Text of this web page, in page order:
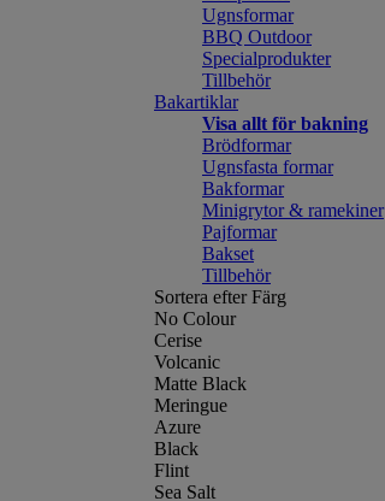
Ugnsformar
BBQ Outdoor
Specialprodukter
Tillbehör
Bakartiklar
Visa allt för bakning
Brödformar
Ugnsfasta formar
Bakformar
Minigrytor & ramekiner
Pajformar
Bakset
Tillbehör
Sortera efter Färg
No Colour
Cerise
Volcanic
Matte Black
Meringue
Azure
Black
Flint
Sea Salt